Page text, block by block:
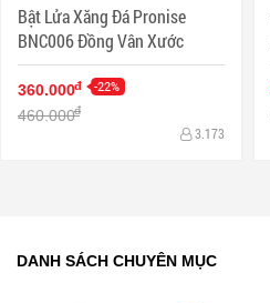
Bật Lửa Xăng Đá Pronise
BNC006 Đồng Vân Xước
360.000đ -22%
460.000đ
3.173
DANH SÁCH CHUYÊN MỤC